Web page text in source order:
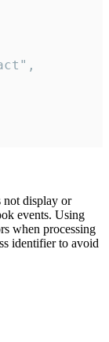
not display or
events. Using
when processing
identifier to avoid